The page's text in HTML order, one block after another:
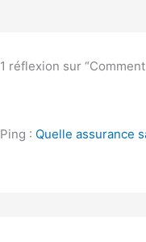
1 réflexion sur
Ping : Quelle assurance